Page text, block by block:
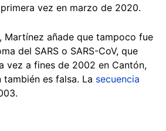
vez en marzo de 2020.
Martínez añade que tampoco fue
del SARS o SARS-CoV, que
vez a fines de 2002 en Cantón,
es falsa. La secuencia